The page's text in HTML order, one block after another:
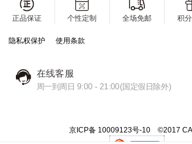
正品保证 个性定制 全场免邮 积
隐私权保护 使用条款
在线客服
周一到周日 9:00 - 21:00(国定假日除外)
京ICP备 10009123号-10 ©2017